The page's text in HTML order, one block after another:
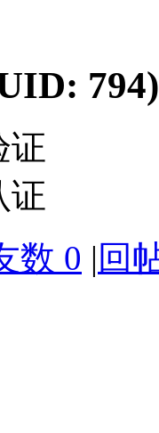
794)
证
证
数 0 | 回